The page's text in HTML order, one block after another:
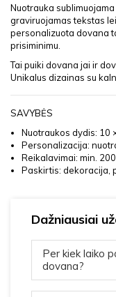
Nuotrauka
graviruojamas tekstas
personalizuota dovana
prisiminimu.
Tai puiki dovana jai ir
Unikalus dizainas su
SAVYBĖS
Nuotraukos dydis: 10
Personalizacija:
Reikalavimai: min.
Paskirtis: dekoracija,
Dažniausiai
Per kiek laiko
dovana?